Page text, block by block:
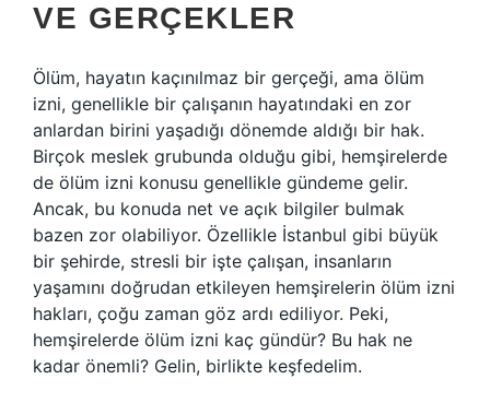
VE GERÇEKLER
Ölüm, hayatın kaçınılmaz bir gerçeği, ama ölüm
izni, genellikle bir çalışanın hayatındaki en zor
anlardan birini yaşadığı dönemde aldığı bir hak.
Birçok meslek grubunda olduğu gibi, hemşirelerde
de ölüm izni konusu genellikle gündeme gelir.
Ancak, bu konuda net ve açık bilgiler bulmak
bazen zor olabiliyor. Özellikle İstanbul gibi büyük
bir şehirde, stresli bir işte çalışan, insanların
yaşamını doğrudan etkileyen hemşirelerin ölüm izni
hakları, çoğu zaman göz ardı ediliyor. Peki,
hemşirelerde ölüm izni kaç gündür? Bu hak ne
kadar önemli? Gelin, birlikte keşfedelim.